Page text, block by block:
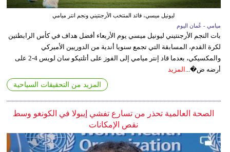
ليونيل ميسي، قائد المنتخب الأرجنتيني ونجم انتر ميامي
ميامي - عُمان اليوم
بات النجم الأرجنتيني ليونيل ميسي يوم الأربعاء أفضل هداف في كأس الرابطتين
لكرة القدم، المسابقة التي تجمع سنويا أندية من الدوريين الأميركي
والمكسيكي، بعدما قاد إنتر ميامي إلى الفوز على أتلتيكو سان لويس 4-2 على
أرضه ض�... المزيد
المزيد من التحقيقات السياحية
الصحة العالمية تحذر من تسارع تفشي إيبولا في الكونغو وسط
نقص الإمكانات